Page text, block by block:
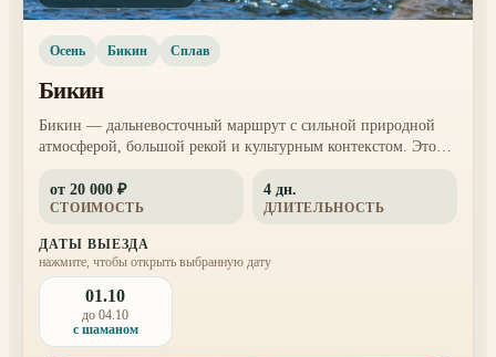
Осень Бикин Сплав
Бикин
Бикин — дальневосточный маршрут с сильной природной
атмосферой, большой рекой и культурным контекстом. Это
выезд на выходные.
от 20 000 ₽
СТОИМОСТЬ
4 дн.
ДЛИТЕЛЬНОСТЬ
ДАТЫ ВЫЕЗДА
нажмите, чтобы открыть выбранную дату
01.10
до 04.10
с шаманом